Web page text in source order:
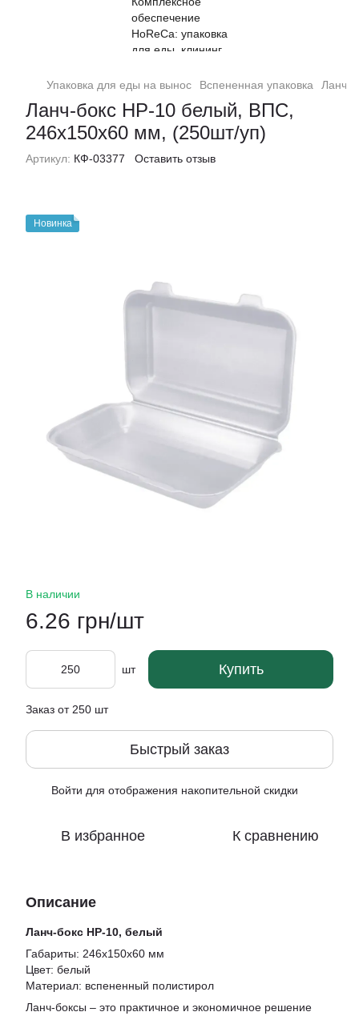
Упаковка для еды на вынос Вспененная упаковка Ланч-
Ланч-бокс НР-10 белый, ВПС,
246x150x60 мм, (250шт/уп)
Артикул: КФ-03377 Оставить отзыв
Новинка
В наличии
6.26 грн/шт
шт Купить
Заказ от 250 шт
Быстрый заказ
Войти для отображения накопительной скидки
В избранное К сравнению
Описание
Ланч-бокс HP-10, белый
Габариты: 246x150x60 мм
Цвет: белый
Материал: вспененный полистирол
Ланч-боксы – это практичное и экономичное решение